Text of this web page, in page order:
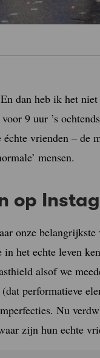
dan heb ik het
9 uur ’s
vrienden – de
mensen.
op
onze
het echte leven
alsof we
performatieve
Nu
zijn hun echte